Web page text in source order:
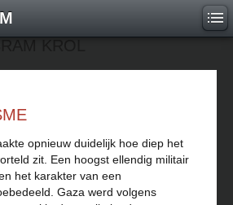
opnieuw duidelijk hoe diep het
zit. Een hoogst ellendig militair
het karakter van een
Gaza werd volgens